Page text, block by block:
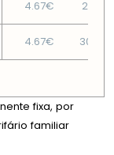
4.67€ 28.13€
4.67€
fixa, por
familiar